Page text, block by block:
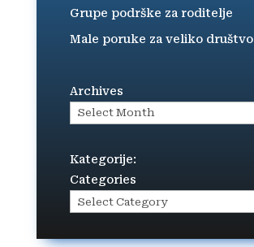
Grupe podrške za roditelje
Male poruke za veliko društvo
Archives
Kategorije:
Categories